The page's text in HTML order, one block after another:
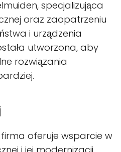
specjalizująca
oraz zaopatrzeniu
i urządzenia
utworzona, aby
rozwiązania
oferuje wsparcie w